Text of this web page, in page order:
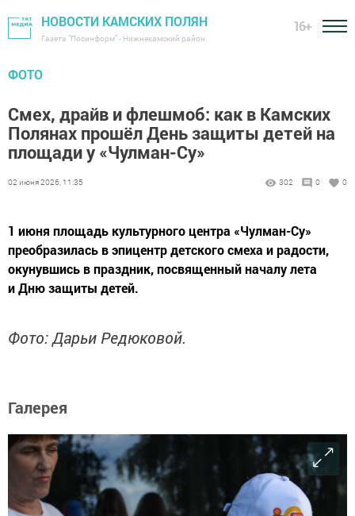
НОВОСТИ КАМСКИХ ПОЛЯН
Газета "Посинформ" - Нижнекамский район
16+
ФОТО
Смех, драйв и флешмоб: как в Камских
Полянах прошёл День защиты детей на
площади у «Чулман-Су»
02 июня 2026, 11:35 302 0 0
1 июня площадь культурного центра «Чулман-Су»
преобразилась в эпицентр детского смеха и радости,
окунувшись в праздник, посвященный началу лета
и Дню защиты детей.
Фото: Дарьи Редюковой.
Галерея